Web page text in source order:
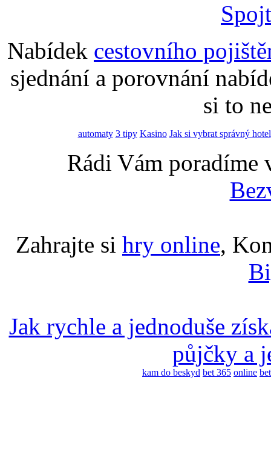
Nabídek cestovního
sjednání a porovnání
si to
automaty 3 tipy Kasino Jak si vybrat správný hotel
Rádi Vám poradíme
Zahrajte si hry online,
Jak rychle a jednoduše
půjčky a
kam do beskyd bet 365 online